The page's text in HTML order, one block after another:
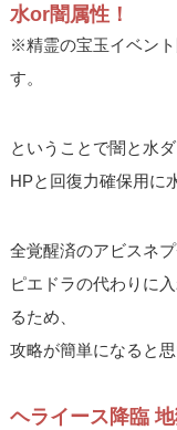
水or闇属性！
※精霊の宝玉イベン
す。
ということで闇と水
HPと回復力確保用に
全覚醒済のアビスネ
ピエドラの代わりに
るため、
攻略が簡単になると思
ヘライース降臨